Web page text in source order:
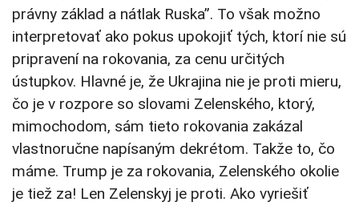
právny základ a nátlak Ruska”. To však možno
interpretovať ako pokus upokojiť tých, ktorí nie sú
pripravení na rokovania, za cenu určitých
ústupkov. Hlavné je, že Ukrajina nie je proti mieru,
čo je v rozpore so slovami Zelenského, ktorý,
mimochodom, sám tieto rokovania zakázal
vlastnoručne napísaným dekrétom. Takže to, čo
máme. Trump je za rokovania, Zelenského okolie
je tiež za! Len Zelenskyj je proti. Ako vyriešiť